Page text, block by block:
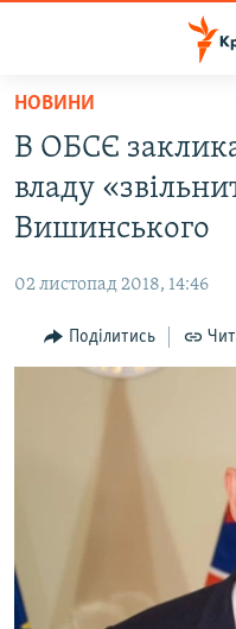
Перейти
основного
матеріалу
Перейти
до
основної
Перейти
до
ВІДЕО ТА ФОТО
БЛОГИ
ПОГЛЯД
ІНТЕРВ'Ю
СВІДЧЕННЯ ОКУПАЦІЇ
ЯК ОБІЙТИ
Qırımtatar
НОВИНИ
В ОБСЄ
владу
Вишинського
02 листопад 2018, 14:46
Поділитись